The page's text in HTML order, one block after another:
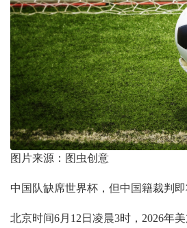
图片来源：图虫创意
中国队缺席世界杯，但中国籍裁判即
北京时间6月12日凌晨3时，2026年